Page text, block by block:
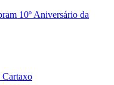
10º Aniversário da
Cartaxo